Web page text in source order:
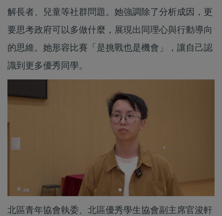
解長者、兒童等社群問題。她強調除了分析成因，更
要思考政府可以多做什麼，展現出同理心與行動導向
的思維。她形容比賽「是挑戰也是機會」，讓自己認
識到更多優秀同學。
北區青年協會執委、北區優秀學生協會副主席官浚軒